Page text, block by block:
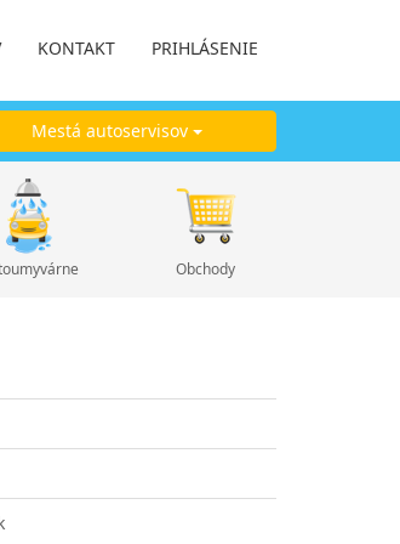
KONTAKT PRIHLÁSENIE
Mestá autoservisov
Obchody